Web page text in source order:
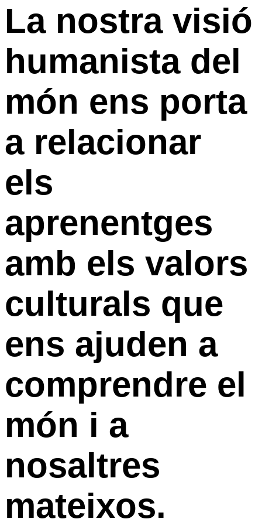
La nostra visió
humanista del
món ens porta
a relacionar
els
aprenentges
amb els valors
culturals que
ens ajuden a
comprendre el
món i a
nosaltres
mateixos.